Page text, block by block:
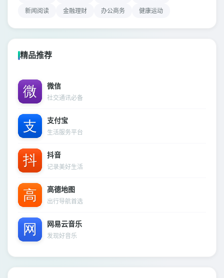
新闻阅读
金融理财 办公商务 健康运动
精品推荐
微信
社交通讯必备
支付宝
生活服务平台
抖音
记录美好生活
高德地图
出行导航首选
网易云音乐
发现好音乐